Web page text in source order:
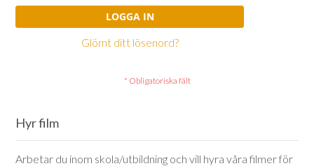
LOGGA IN
Glömt ditt lösenord?
Hyr film
Arbetar du inom skola/utbildning och vill hyra våra filmer för